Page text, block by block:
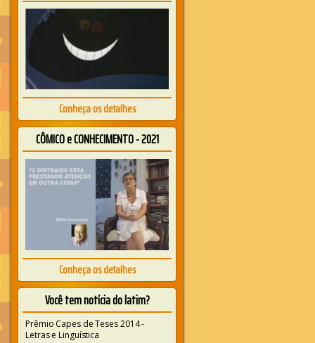
Conheça os detalhes
CÔMICO e CONHECIMENTO - 2021
Conheça os detalhes
Você tem notícia do latim?
Prêmio Capes de Teses 2014 -
Letras e Linguística